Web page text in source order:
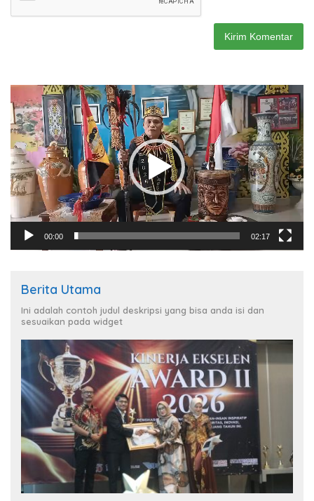
Pemutar
Video
00:00 02:17
Berita Utama
Ini adalah contoh judul deskripsi yang bisa anda isi dan
sesuaikan pada widget